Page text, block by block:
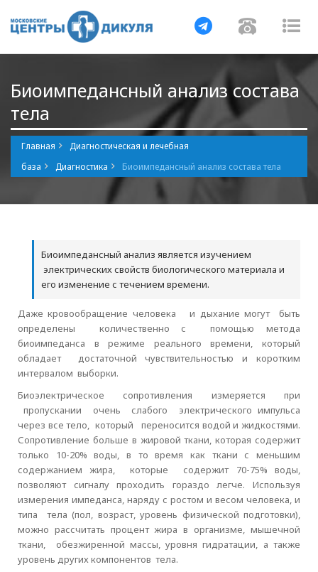
Навигация
Биоимпедансный анализ состава
тела
Главная
Диагностическая и лечебная
база
Диагностика Биоимпедансный анализ состава тела
Биоимпедансный анализ является изучением
электрических свойств биологического материала и
его изменение с течением времени.
Даже кровообращение человека и дыхание могут быть
определены количественно с помощью метода
биоимпеданса в режиме реального времени, который
обладает достаточной чувствительностью и коротким
интервалом выборки.
Биоэлектрическое сопротивления измеряется при
пропускании очень слабого электрического импульса
через все тело, который переносится водой и жидкостями.
Сопротивление больше в жировой ткани, которая содержит
только 10-20% воды, в то время как ткани с меньшим
содержанием жира, которые содержит 70-75% воды,
позволяют сигналу проходить гораздо легче. Используя
измерения импеданса, наряду с ростом и весом человека, и
типа тела (пол, возраст, уровень физической подготовки),
можно рассчитать процент жира в организме, мышечной
ткани, обезжиренной массы, уровня гидратации, а также
уровень других компонентов тела.